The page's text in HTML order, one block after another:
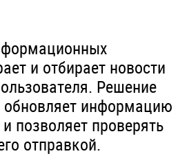
и отбирает новости
Решение
обновляет информацию
позволяет проверять
отправкой.